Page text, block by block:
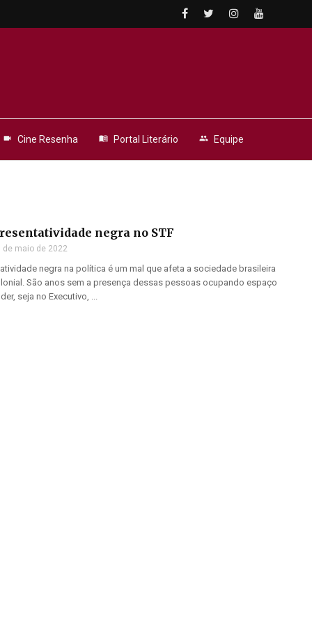
videocam Cine Resenha menu_book Portal Literário people Equipe
negra no STF
de maio de 2022
negra na política é um mal que afeta a sociedade brasileira
São anos sem a presença dessas pessoas ocupando espaço
seja no Executivo, ...